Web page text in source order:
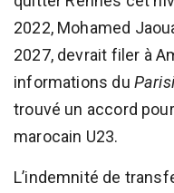
2022, Mohamed
2027, devrait filer à
informations du
trouvé un accord
marocain U23.
L’indemnité de